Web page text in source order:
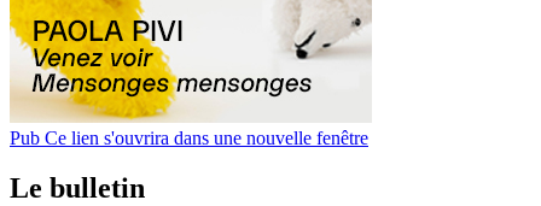
Pub Ce lien s'ouvrira dans une nouvelle fenêtre
Le bulletin